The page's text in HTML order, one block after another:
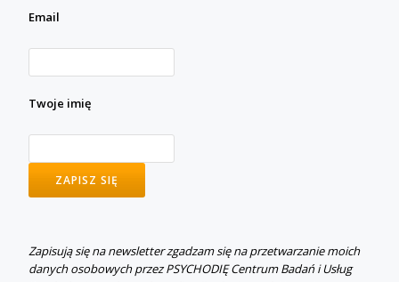
Email
Twoje imię
Zapisują się na newsletter zgadzam się na przetwarzanie moich
danych osobowych przez PSYCHODIĘ Centrum Badań i Usług